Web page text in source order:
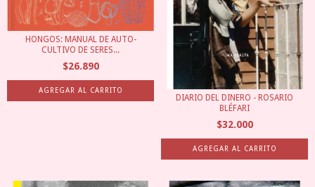
HONGOS: MANUAL DE AUTO-
CULTIVO DE SERES...
$26.890
DIARIO DEL DINERO - ROSARIO
BLÉFARI
$32.000